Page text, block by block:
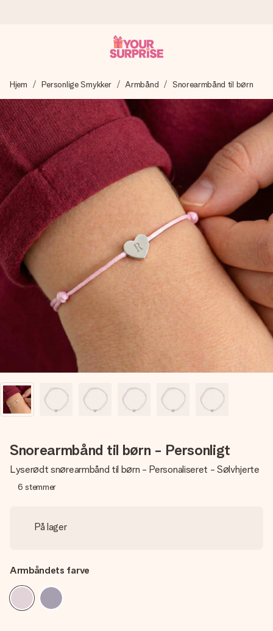
Vi laver din gave med omhu og sender den lynhurtigt – så
du kan give den på det helt rette tidspunkt, når den
betyder allermest.
4,7 (baseret på +15.000 anmeldelser)
Vores gaver inspirerer. Kunderne giver os 4,7 på Google
Reviews.
Gratis kort med hilsen
Lav noget særligt i blot få trin – med hendes navn, et
billede af dig eller en besked, der går lige i hendes hjerte.
Intet besvær men udelukkende en masse kærlighed i
øjeblikket.
Hjem Personlige Smykker Armbånd Snorearmbånd til børn
Snorearmbånd til børn - Personligt
Lyserødt snørearmbånd til børn - Personaliseret - Sølvhjerte
6 stemmer
På lager
Armbåndets farve